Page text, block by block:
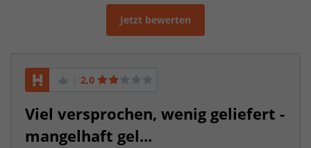
Jetzt bewerten
2,0
Viel versprochen, wenig geliefert -
mangelhaft gel...